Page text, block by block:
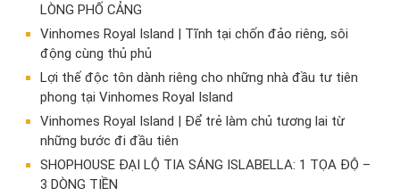
LÒNG PHỐ CẢNG
Vinhomes Royal Island | Tĩnh tại chốn đảo riêng, sôi
động cùng thủ phủ
Lợi thế độc tôn dành riêng cho những nhà đầu tư tiên
phong tại Vinhomes Royal Island
Vinhomes Royal Island | Để trẻ làm chủ tương lai từ
những bước đi đầu tiên
SHOPHOUSE ĐẠI LỘ TIA SÁNG ISLABELLA: 1 TỌA ĐỘ –
3 DÒNG TIỀN